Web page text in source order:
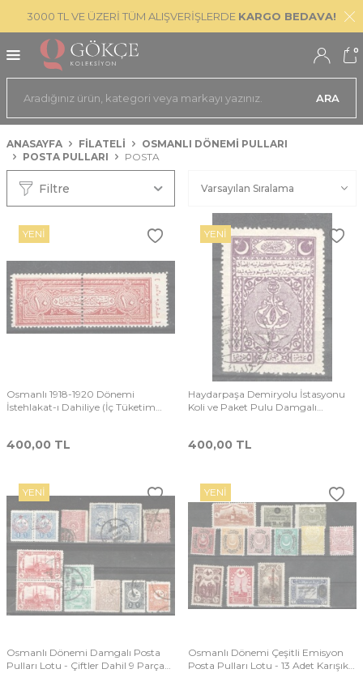
3000 TL VE ÜZERİ TÜM ALIŞVERİŞLERDE KARGO BEDAVA!
ARA
0
ANASAYFA FİLATELİ
OSMANLI DÖNEMI PULLARI
POSTA PULLARI
POSTA
Filtre
YENI
Osmanlı 1918-1920 Dönemi
İstehlakat-ı Dahiliye (İç Tüketim
400,00 TL
YENI
Haydarpaşa Demiryolu İstasyonu
Koli ve Paket Pulu Damgalı
400,00 TL
YENI
Osmanlı Dönemi Damgalı Posta
Pulları Lotu - Çiftler Dahil 9 Parça
YENI
Osmanlı Dönemi Çeşitli Emisyon
Posta Pulları Lotu - 13 Adet Karışık